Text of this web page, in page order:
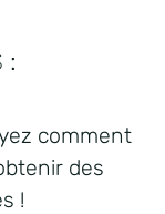
comment
des
!